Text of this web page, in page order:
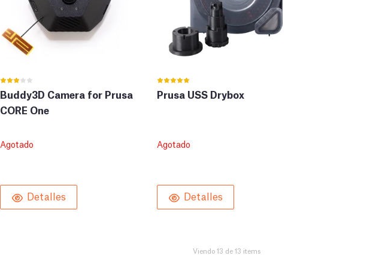
Buddy3D Camera for Prusa
CORE One
Agotado
Detalles
Prusa USS Drybox
Agotado
Detalles
Viendo 13 de 13 items